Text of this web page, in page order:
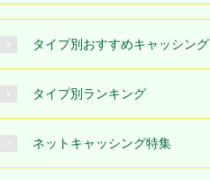
タイプ別おすすめキャッシング
タイプ別ランキング
ネットキャッシング特集